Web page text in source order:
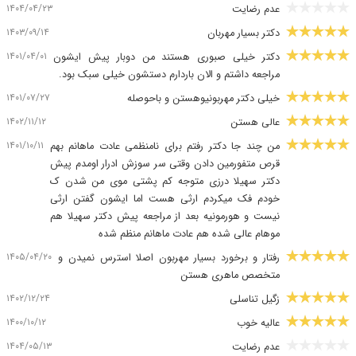
عدم رضایت ۱۴۰۴/۰۴/۲۳
دکتر بسیار مهربان ۱۴۰۳/۰۹/۱۴
دکتر خیلی صبوری هستند من دوبار پیش ایشون
مراجعه داشتم و الان باردارم دستشون خیلی سبک بود.
۱۴۰۱/۰۴/۰۱
خیلی دکتر مهربونیوهستن و باحوصله ۱۴۰۱/۰۷/۲۷
عالی هستن ۱۴۰۲/۱۱/۱۲
من چند جا دکتر رفتم برای نامنظمی عادت ماهانم بهم
قرص متفورمین دادن وقتی سر سوزش ادرار اومدم پیش
دکتر سهیلا درزی متوجه کم پشتی موی من شدن ک
خودم فک میکردم ارثی هست اما ایشون گفتن ارثی
نیست و هورمونیه بعد از مراجعه پیش دکتر سهیلا هم
موهام عالی شده هم عادت ماهانم منظم شده
۱۴۰۱/۱۰/۱۱
رفتار و برخورد بسیار مهربون اصلا استرس نمیدن و
متخصص ماهری هستن
۱۴۰۵/۰۴/۲۰
زگیل تناسلی ۱۴۰۲/۱۲/۲۴
عالیه خوب ۱۴۰۰/۱۰/۱۲
عدم رضایت ۱۴۰۴/۰۵/۱۳